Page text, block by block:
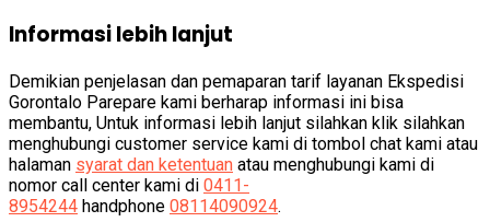
Informasi lebih lanjut
Demikian penjelasan dan pemaparan tarif layanan Ekspedisi
Gorontalo Parepare kami berharap informasi ini bisa
membantu, Untuk informasi lebih lanjut silahkan klik silahkan
menghubungi customer service kami di tombol chat kami atau
halaman syarat dan ketentuan atau menghubungi kami di
nomor call center kami di 0411-
8954244 handphone 08114090924.